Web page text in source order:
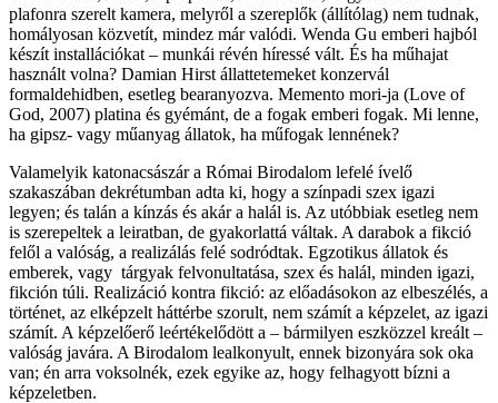
plafonra szerelt kamera, melyről a szereplők (állítólag) nem tudnak,
homályosan közvetít, mindez már valódi. Wenda Gu emberi hajból
készít installációkat – munkái révén híressé vált. És ha műhajat
használt volna? Damian Hirst állattetemeket konzervál
formaldehidben, esetleg bearanyozva. Memento mori-ja (Love of
God, 2007) platina és gyémánt, de a fogak emberi fogak. Mi lenne,
ha gipsz- vagy műanyag állatok, ha műfogak lennének?
Valamelyik katonacsászár a Római Birodalom lefelé ívelő
szakaszában dekrétumban adta ki, hogy a színpadi szex igazi
legyen; és talán a kínzás és akár a halál is. Az utóbbiak esetleg nem
is szerepeltek a leiratban, de gyakorlattá váltak. A darabok a fikció
felől a valóság, a realizálás felé sodródtak. Egzotikus állatok és
emberek, vagy tárgyak felvonultatása, szex és halál, minden igazi,
fikción túli. Realizáció kontra fikció: az előadásokon az elbeszélés, a
történet, az elképzelt háttérbe szorult, nem számít a képzelet, az igazi
számít. A képzelőerő leértékelődött a – bármilyen eszközzel kreált –
valóság javára. A Birodalom lealkonyult, ennek bizonyára sok oka
van; én arra voksolnék, ezek egyike az, hogy felhagyott bízni a
képzeletben.